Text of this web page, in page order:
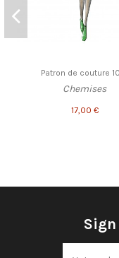
Patron de couture
Chemises
17,00 €